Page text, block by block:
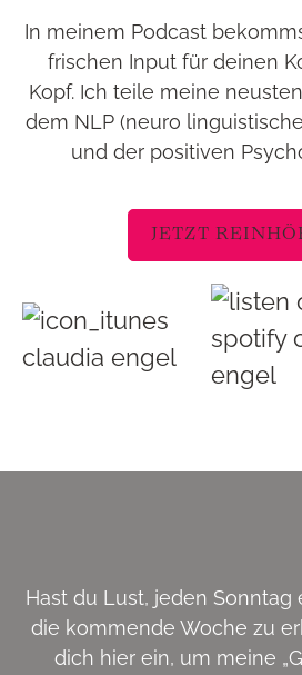
In meinem Podcast
frischen Input für deinen
Kopf. Ich teile meine
dem NLP (neuro
und der positiven
JETZT
Hast du Lust, jeden Sonntag
die kommende Woche zu
dich hier ein, um meine